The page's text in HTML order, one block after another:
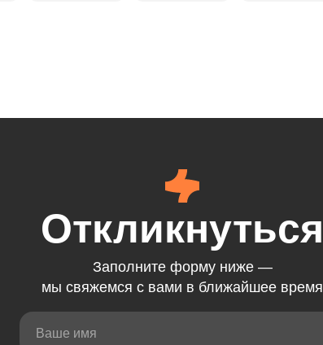
Откликнуться
Заполните форму ниже —
мы свяжемся с вами в ближайшее время